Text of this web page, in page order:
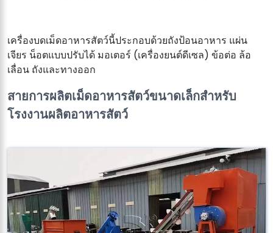
เครื่องบดเม็ดอาหารสัตว์นี้ประกอบด้วยถังป้อนอาหาร แผ่น
เจียร น็อตแบบปรับได้ มอเตอร์ (เครื่องยนต์ดีเซล) ข้อต่อ ล้อ
เลื่อน ถังและทางออก
สายการผลิตเม็ดอาหารสัตว์ขนาดเล็กสำหรับ
โรงงานผลิตอาหารสัตว์